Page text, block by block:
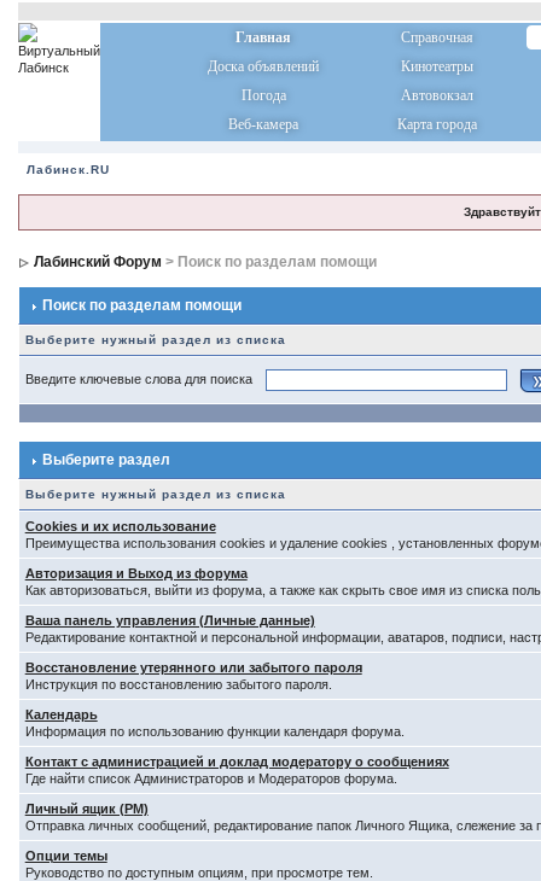
Главная
Справочная
Доска объявлений
Кинотеатры
Погода
Автовокзал
Веб-камера
Карта города
Лабинск.RU
Лабинский Форум > Поиск по разделам помощи
Поиск по разделам помощи
Выберите нужный раздел из списка
Введите ключевые слова для поиска
Выберите раздел
Выберите нужный раздел из списка
Cookies и их использование
Преимущества использования cookies и удаление cookies , установленных
Авторизация и Выход из форума
Как авторизоваться, выйти из форума, а также как скрыть свое имя из списка
Ваша панель управления (Личные данные)
Редактирование контактной и персональной информации, аватаров, подписи,
Восстановление утерянного или забытого пароля
Инструкция по восстановлению забытого пароля.
Календарь
Информация по использованию функции календаря форума.
Контакт с администрацией и доклад модератору о сообщениях
Где найти список Администраторов и Модераторов форума.
Личный ящик (PM)
Отправка личных сообщений, редактирование папок Личного Ящика, слежение
Опции темы
Руководство по доступным опциям, при просмотре тем.